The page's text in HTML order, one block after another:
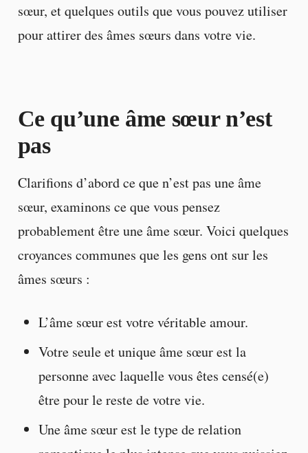
sœur, et quelques outils que vous pouvez utiliser
pour attirer des âmes sœurs dans votre vie.
Ce qu’une âme sœur n’est
pas
Clarifions d’abord ce que n’est pas une âme
sœur, examinons ce que vous pensez
probablement être une âme sœur. Voici quelques
croyances communes que les gens ont sur les
âmes sœurs :
L’âme sœur est votre véritable amour.
Votre seule et unique âme sœur est la
personne avec laquelle vous êtes censé(e)
être pour le reste de votre vie.
Une âme sœur est le type de relation